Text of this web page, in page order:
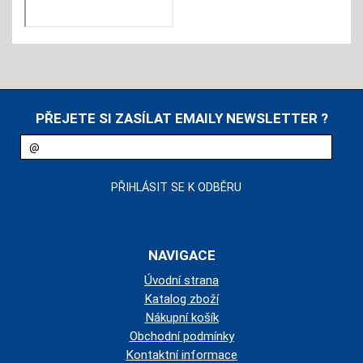
PŘEJETE SI ZASÍLAT EMAILY NEWSLETTER ?
NAVIGACE
Úvodní strana
Katalog zboží
Nákupní košík
Obchodní podmínky
Kontaktní informace